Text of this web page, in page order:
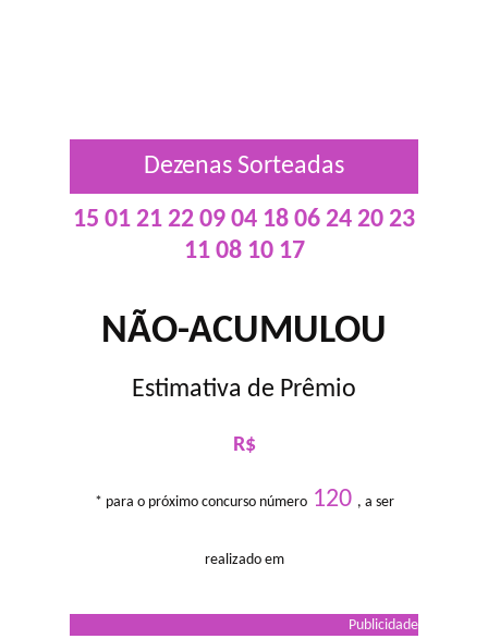
Dezenas Sorteadas
15 01 21 22 09 04 18 06 24 20 23
11 08 10 17
NÃO-ACUMULOU
Estimativa de Prêmio
R$
* para o próximo concurso número120 , a ser
realizado em
Publicidade